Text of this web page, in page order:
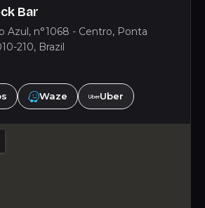
Bar
Azul, n°1068 - Centro, Ponta
210, Brazil
Waze Uber